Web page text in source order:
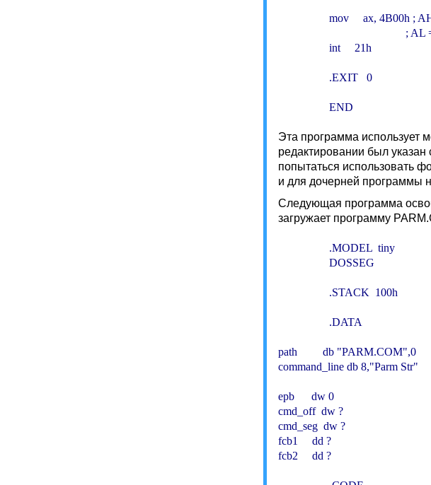
mov     ax, 4B00h
                  int     21h
                  .EXIT   0
                  END
Эта программа использует
редактировании был
попытаться использовать
и для дочерней программы
Следующая программа
загружает программу
                  .MODEL  tiny
                  DOSSEG
                  .STACK  100h
                  .DATA
path         db "PARM.COM",0
command_line db 8,"Parm Str"
epb      dw 0
cmd_off  dw ?
cmd_seg  dw ?
fcb1     dd ?
fcb2     dd ?